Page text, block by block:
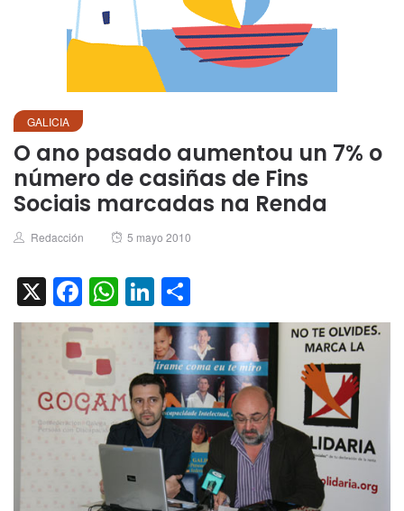
GALICIA
O ano pasado aumentou un 7% o
número de casiñas de Fins
Sociais marcadas na Renda
Author
Redacción
Posted
5 mayo 2010
X Facebook
WhatsApp
LinkedIn